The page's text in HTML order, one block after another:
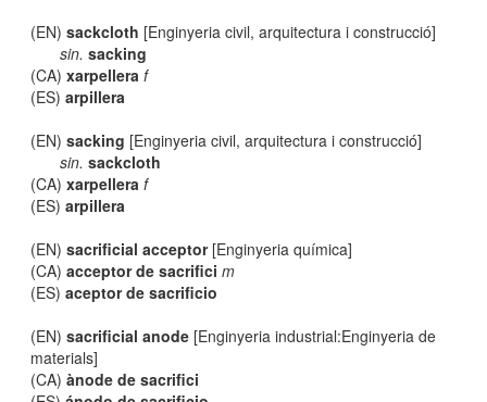
(EN)sackcloth [Enginyeria civil, arquitectura i construcció]
sin. sacking
(CA)xarpellera f
(ES)arpillera
(EN)sacking [Enginyeria civil, arquitectura i construcció]
sin. sackcloth
(CA)xarpellera f
(ES)arpillera
(EN)sacrificial acceptor[Enginyeria química]
(CA)acceptor de sacrifici m
(ES)aceptor de sacrificio
(EN)sacrificial anode [Enginyeria industrial:Enginyeria de
materials]
(CA)ànode de sacrifici